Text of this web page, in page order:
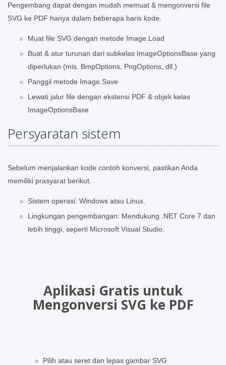
Pengembang dapat dengan mudah memuat & mengonversi file
SVG ke PDF hanya dalam beberapa baris kode.
Muat file SVG dengan metode Image.Load
Buat & atur turunan dari subkelas ImageOptionsBase yang
diperlukan (mis. BmpOptions, PngOptions, dll.)
Panggil metode Image.Save
Lewati jalur file dengan ekstensi PDF & objek kelas
ImageOptionsBase
Persyaratan sistem
Sebelum menjalankan kode contoh konversi, pastikan Anda
memiliki prasyarat berikut.
Sistem operasi: Windows atau Linux.
Lingkungan pengembangan: Mendukung .NET Core 7 dan
lebih tinggi, seperti Microsoft Visual Studio.
Aplikasi Gratis untuk
Mengonversi SVG ke PDF
Pilih atau seret dan lepas gambar SVG